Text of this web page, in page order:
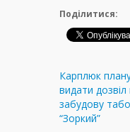
Поділитися:
Карплюк
видати дозвіл
забудову
“Зоркий”